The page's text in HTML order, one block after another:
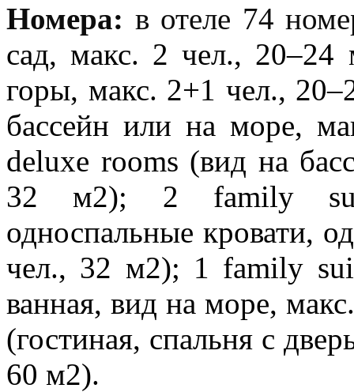
Номера: в отеле 74
сад, макс. 2 чел.,
горы, макс. 2+1 чел.,
бассейн или на море,
deluxe rooms (вид на
32 м2); 2 family
односпальные кровати,
чел., 32 м2); 1 family
ванная, вид на море,
(гостиная, спальня с
60 м2).